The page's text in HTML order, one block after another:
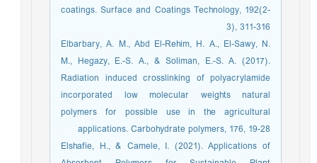
coatings. Surface and Coatings Technology, 192(2-
3), 311-316
Elbarbary, A. M., Abd El-Rehim, H. A., El-Sawy, N.
M., Hegazy, E.-S. A., & Soliman, E.-S. A. (2017).
Radiation induced crosslinking of polyacrylamide
incorporated low molecular weights natural
polymers for possible use in the agricultural
applications. Carbohydrate polymers, 176, 19-28
Elshafie, H., & Camele, I. (2021). Applications of